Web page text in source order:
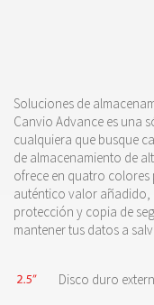
Soluciones de
Canvio Advance es una
cualquiera que busque
de almacenamiento de
ofrece en quatro
auténtico valor añadido,
protección y copia de
mantener tus datos a
Disco duro